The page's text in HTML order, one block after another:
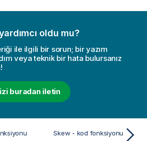
oldu mu?
ile ilgili bir sorun; bir yazım
veya teknik bir hata bulursanız
buradan iletin
Skew - kod fonksiyonu